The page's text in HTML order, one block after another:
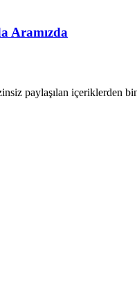
Aramızda
paylaşılan içeriklerden